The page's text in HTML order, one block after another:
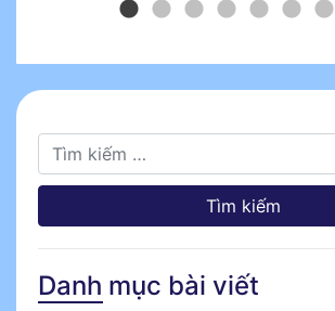
Tìm kiếm cho:
Danh mục bài viết